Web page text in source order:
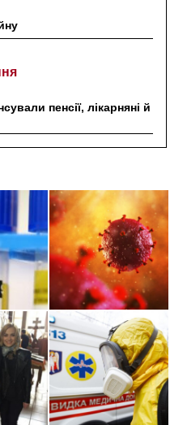
пенсії, лікарняні й